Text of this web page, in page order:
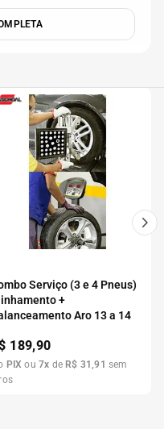
Serviço (3 e 4 Pneus)
+
Aro 13 a 14
189,90
PIX ou7x de R$ 31 ,91 sem